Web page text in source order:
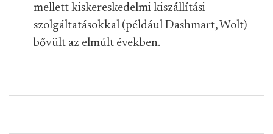
mellett kiskereskedelmi kiszállítási
szolgáltatásokkal (például Dashmart, Wolt)
bővült az elmúlt években.